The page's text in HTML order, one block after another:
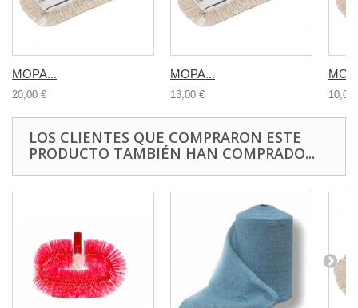
MOPA...
20,00 €
MOPA...
13,00 € 10,00
LOS CLIENTES QUE COMPRARON ESTE
PRODUCTO TAMBIÉN HAN COMPRADO...